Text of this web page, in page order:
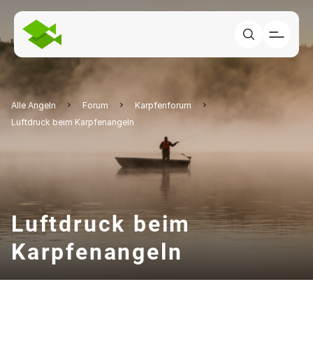
Alle Angeln Forum
Karpfenforum
Luftdruck beim Karpfenangeln
Luftdruck beim
Karpfenangeln